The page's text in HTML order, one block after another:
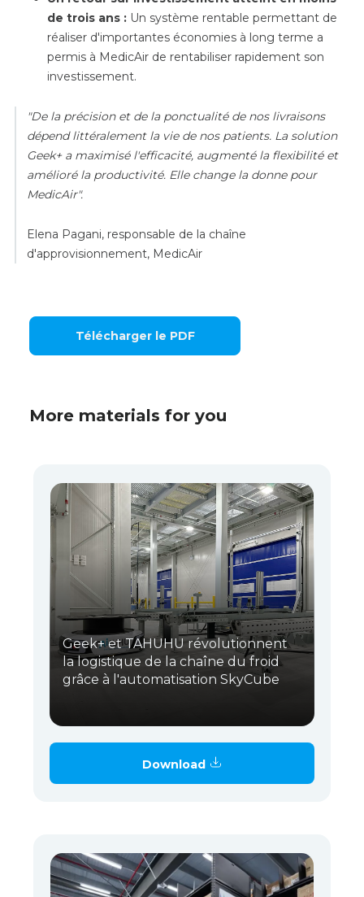
de trois ans : Un système rentable permettant de
réaliser d'importantes économies à long terme a
permis à MedicAir de rentabiliser rapidement son
investissement.
"De la précision et de la ponctualité de nos livraisons
dépend littéralement la vie de nos patients. La solution
Geek+ a maximisé l'efficacité, augmenté la flexibilité et
amélioré la productivité. Elle change la donne pour
MedicAir".
Elena Pagani, responsable de la chaîne
d'approvisionnement, MedicAir
Télécharger le PDF
More materials for you
Geek+ et TAHUHU révolutionnent
la logistique de la chaîne du froid
grâce à l'automatisation SkyCube
Download